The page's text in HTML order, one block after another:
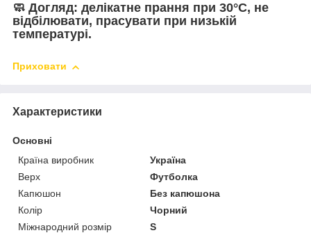
🧼 Догляд: делікатне прання при 30°C, не
відбілювати, прасувати при низькій
температурі.
Приховати
Характеристики
Основні
Країна виробник
Україна
Верх
Футболка
Капюшон
Без капюшона
Колір
Чорний
Міжнародний розмір
S